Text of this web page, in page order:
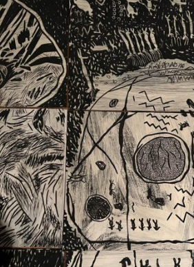
Configuración de cookies
Universidad de los Andes | Vigilada
Reconocimiento como universidad:
de mayo de 1964. Reconocimiento de
Resolución 28 del 23 de febrero de
Acreditación institucional de alta
Resolución 000194 del 16 de enero del
Ext.
Posgrados
Ext. 4925
Ext.